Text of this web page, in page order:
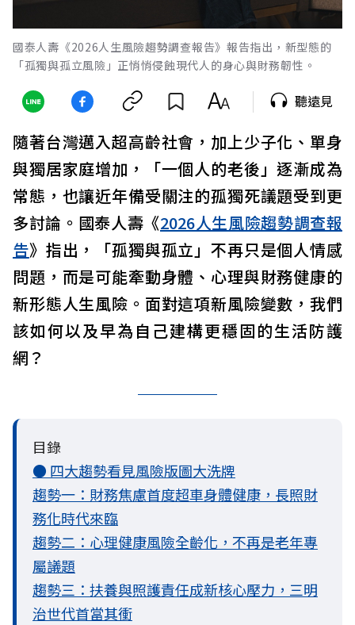
國泰人壽《2026人生風險趨勢調查報告》報告指出，新型態的
「孤獨與孤立風險」正悄悄侵蝕現代人的身心與財務韌性。
聽遠見
隨著台灣邁入超高齡社會，加上少子化、單身
與獨居家庭增加，「一個人的老後」逐漸成為
常態，也讓近年備受關注的孤獨死議題受到更
多討論。國泰人壽《2026人生風險趨勢調查報
告》指出，「孤獨與孤立」不再只是個人情感
問題，而是可能牽動身體、心理與財務健康的
新形態人生風險。面對這項新風險變數，我們
該如何以及早為自己建構更穩固的生活防護
網？
目錄
● 四大趨勢看見風險版圖大洗牌
趨勢一：財務焦慮首度超車身體健康，長照財
務化時代來臨
趨勢二：心理健康風險全齡化，不再是老年專
屬議題
趨勢三：扶養與照護責任成新核心壓力，三明
治世代首當其衝